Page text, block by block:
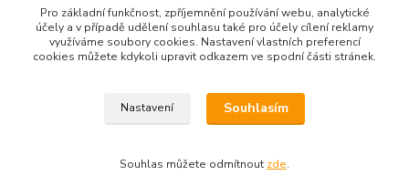
Nářadí Kučera
+420 603 209 791
Pro základní funkčnost, zpříjemnění používání webu, analytické
účely a v případě udělení souhlasu také pro účely cílení reklamy
využíváme soubory cookies. Nastavení vlastních preferencí
cookies můžete kdykoli upravit odkazem ve spodní části stránek.
Nastavení Souhlasím
Souhlas můžete odmítnout zde.